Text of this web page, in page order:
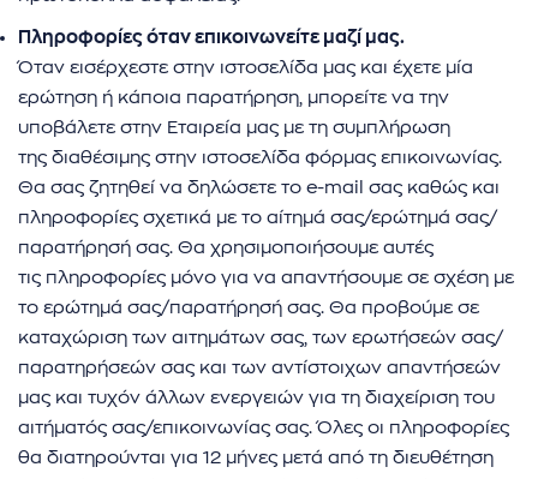
Πληροφορίες όταν επικοινωνείτε μαζί μας.
Όταν εισέρχεστε στην ιστοσελίδα μας και έχετε μία
ερώτηση ή κάποια παρατήρηση, μπορείτε να την
υποβάλετε στην Εταιρεία μας με τη συμπλήρωση
της διαθέσιμης στην ιστοσελίδα φόρμας επικοινωνίας.
Θα σας ζητηθεί να δηλώσετε το e-mail σας καθώς και
πληροφορίες σχετικά με το αίτημά σας/ερώτημά σας/
παρατήρησή σας. Θα χρησιμοποιήσουμε αυτές
τις πληροφορίες μόνο για να απαντήσουμε σε σχέση με
το ερώτημά σας/παρατήρησή σας. Θα προβούμε σε
καταχώριση των αιτημάτων σας, των ερωτήσεών σας/
παρατηρήσεών σας και των αντίστοιχων απαντήσεών
μας και τυχόν άλλων ενεργειών για τη διαχείριση του
αιτήματός σας/επικοινωνίας σας. Όλες οι πληροφορίες
θα διατηρούνται για 12 μήνες μετά από τη διευθέτηση